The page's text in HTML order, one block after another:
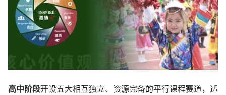
高中阶段开设五大相互独立、资源完备的平行课程赛道，适